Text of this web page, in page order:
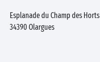
Esplanade du Champ des Horts
34390 Olargues